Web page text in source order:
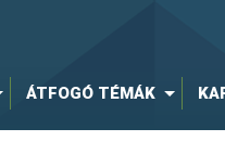
ÁTFOGÓ TÉMÁK